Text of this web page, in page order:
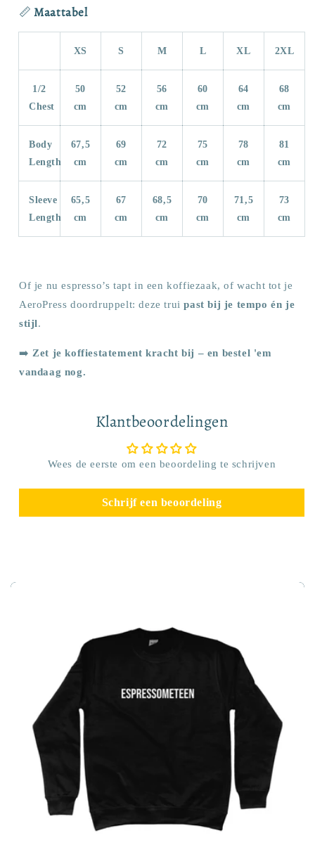
📏Maattabel
XS S M L XL 2XL
1/2
Chest
50
cm
52
cm
56
cm
60
cm
64
cm
68
cm
Body
Length
67,5
cm
69
cm
72
cm
75
cm
78
cm
81
cm
Sleeve
Length
65,5
cm
67
cm
68,5
cm
70
cm
71,5
cm
73
cm
Of je nu espresso’s tapt in een koffiezaak, of wacht tot je
AeroPress doordruppelt: deze truipast bij je tempo én je
stijl.
➡️ Zet je koffiestatement kracht bij – en bestel 'em
vandaag nog.
Klantbeoordelingen
Wees de eerste om een beoordeling te schrijven
Schrijf een beoordeling